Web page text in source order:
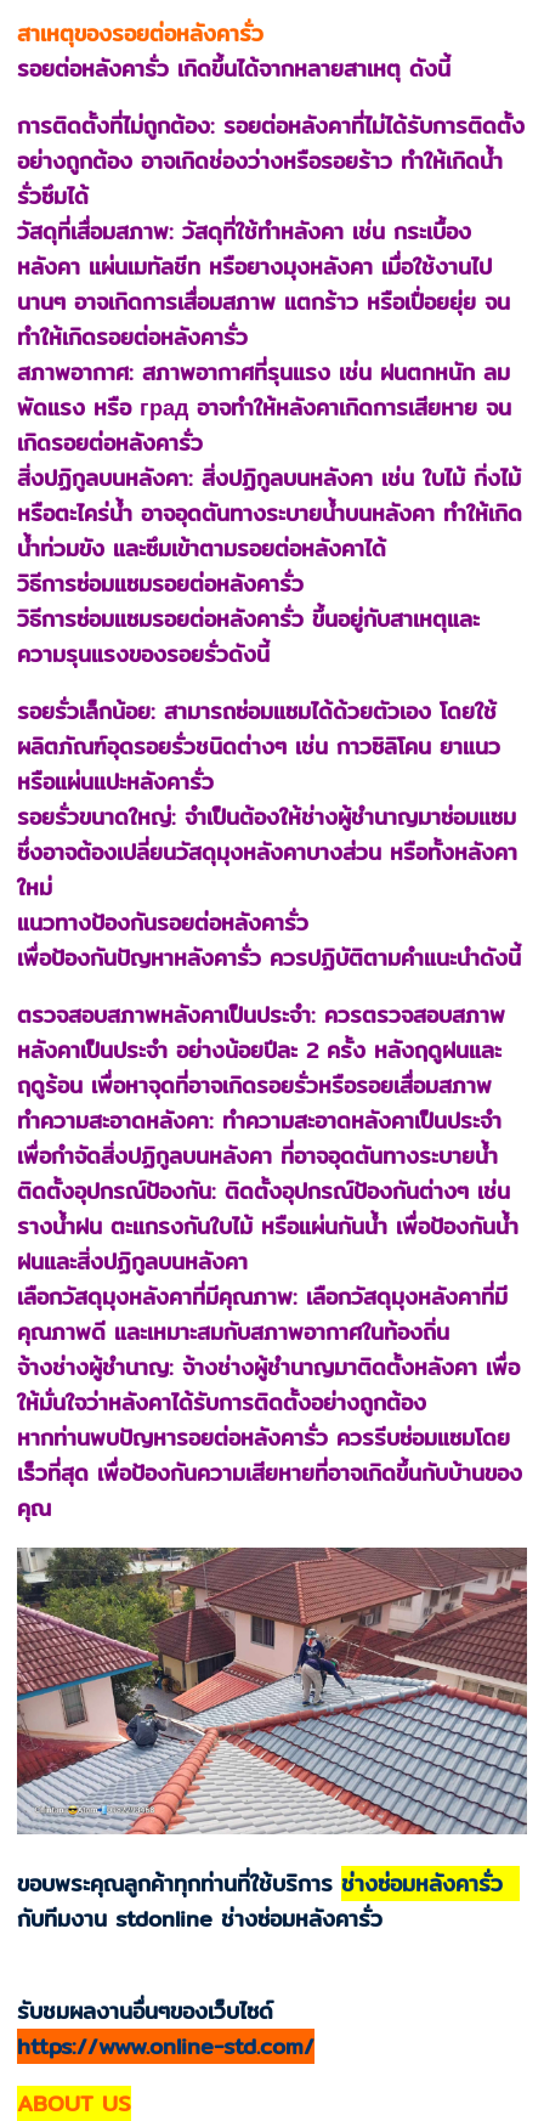
สาเหตุของรอยต่อหลังคารั่ว
รอยต่อหลังคารั่ว เกิดขึ้นได้จากหลายสาเหตุ ดังนี้
การติดตั้งที่ไม่ถูกต้อง: รอยต่อหลังคาที่ไม่ได้รับการติดตั้ง
อย่างถูกต้อง อาจเกิดช่องว่างหรือรอยร้าว ทำให้เกิดน้ำ
รั่วซึมได้
วัสดุที่เสื่อมสภาพ: วัสดุที่ใช้ทำหลังคา เช่น กระเบื้อง
หลังคา แผ่นเมทัลชีท หรือยางมุงหลังคา เมื่อใช้งานไป
นานๆ อาจเกิดการเสื่อมสภาพ แตกร้าว หรือเปื่อยยุ่ย จน
ทำให้เกิดรอยต่อหลังคารั่ว
สภาพอากาศ: สภาพอากาศที่รุนแรง เช่น ฝนตกหนัก ลม
พัดแรง หรือ град อาจทำให้หลังคาเกิดการเสียหาย จน
เกิดรอยต่อหลังคารั่ว
สิ่งปฏิกูลบนหลังคา: สิ่งปฏิกูลบนหลังคา เช่น ใบไม้ กิ่งไม้
หรือตะไคร่น้ำ อาจอุดตันทางระบายน้ำบนหลังคา ทำให้เกิด
น้ำท่วมขัง และซึมเข้าตามรอยต่อหลังคาได้
วิธีการซ่อมแซมรอยต่อหลังคารั่ว
วิธีการซ่อมแซมรอยต่อหลังคารั่ว ขึ้นอยู่กับสาเหตุและ
ความรุนแรงของรอยรั่วดังนี้
รอยรั่วเล็กน้อย: สามารถซ่อมแซมได้ด้วยตัวเอง โดยใช้
ผลิตภัณฑ์อุดรอยรั่วชนิดต่างๆ เช่น กาวซิลิโคน ยาแนว
หรือแผ่นแปะหลังคารั่ว
รอยรั่วขนาดใหญ่: จำเป็นต้องให้ช่างผู้ชำนาญมาซ่อมแซม
ซึ่งอาจต้องเปลี่ยนวัสดุมุงหลังคาบางส่วน หรือทั้งหลังคา
ใหม่
แนวทางป้องกันรอยต่อหลังคารั่ว
เพื่อป้องกันปัญหาหลังคารั่ว ควรปฏิบัติตามคำแนะนำดังนี้
ตรวจสอบสภาพหลังคาเป็นประจำ: ควรตรวจสอบสภาพ
หลังคาเป็นประจำ อย่างน้อยปีละ 2 ครั้ง หลังฤดูฝนและ
ฤดูร้อน เพื่อหาจุดที่อาจเกิดรอยรั่วหรือรอยเสื่อมสภาพ
ทำความสะอาดหลังคา: ทำความสะอาดหลังคาเป็นประจำ
เพื่อกำจัดสิ่งปฏิกูลบนหลังคา ที่อาจอุดตันทางระบายน้ำ
ติดตั้งอุปกรณ์ป้องกัน: ติดตั้งอุปกรณ์ป้องกันต่างๆ เช่น
รางน้ำฝน ตะแกรงกันใบไม้ หรือแผ่นกันน้ำ เพื่อป้องกันน้ำ
ฝนและสิ่งปฏิกูลบนหลังคา
เลือกวัสดุมุงหลังคาที่มีคุณภาพ: เลือกวัสดุมุงหลังคาที่มี
คุณภาพดี และเหมาะสมกับสภาพอากาศในท้องถิ่น
จ้างช่างผู้ชำนาญ: จ้างช่างผู้ชำนาญมาติดตั้งหลังคา เพื่อ
ให้มั่นใจว่าหลังคาได้รับการติดตั้งอย่างถูกต้อง
หากท่านพบปัญหารอยต่อหลังคารั่ว ควรรีบซ่อมแซมโดย
เร็วที่สุด เพื่อป้องกันความเสียหายที่อาจเกิดขึ้นกับบ้านของ
คุณ
ขอบพระคุณลูกค้าทุกท่านที่ใช้บริการ ช่างซ่อมหลังคารั่ว
กับทีมงาน stdonline ช่างซ่อมหลังคารั่ว
รับชมผลงานอื่นๆของเว็บไซด์
https://www.online-std.com/
ABOUT US